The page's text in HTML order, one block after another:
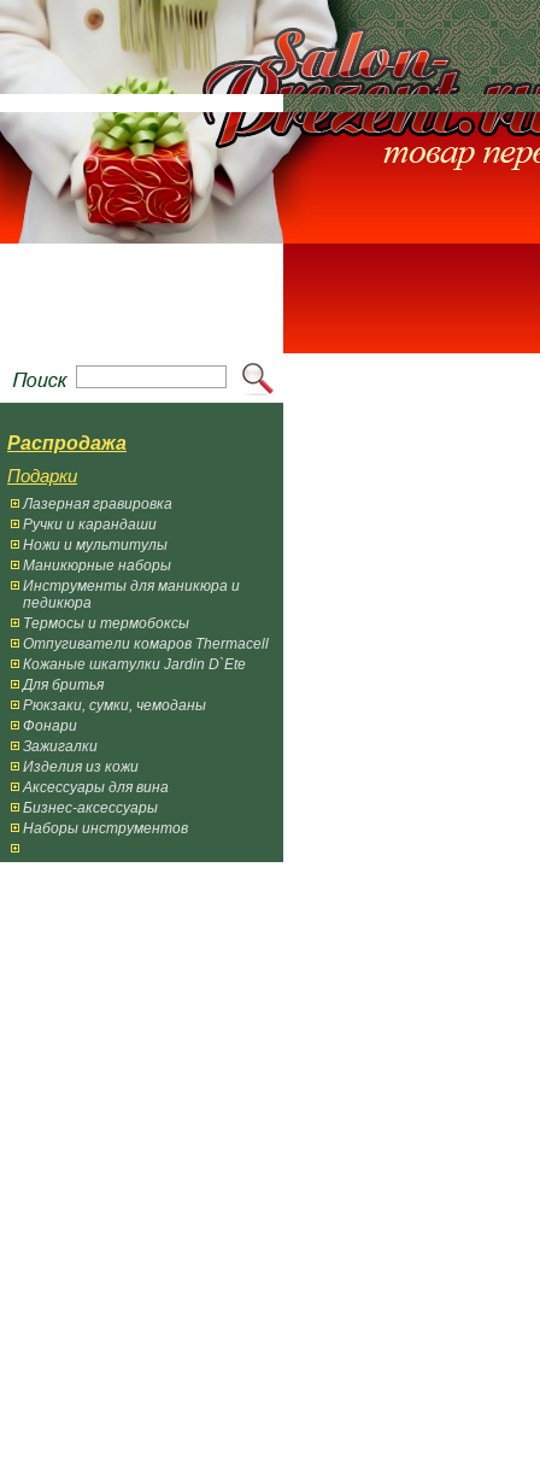
Распродажа
Подарки
Лазерная гравировка
Ручки и карандаши
Ножи и мультитулы
Маникюрные наборы
Инструменты для маникюра и
педикюра
Термосы и термобоксы
Отпугиватели комаров Thermacell
Кожаные шкатулки Jardin D`Ete
Для бритья
Рюкзаки, сумки, чемоданы
Фонари
Зажигалки
Изделия из кожи
Аксессуары для вина
Бизнес-аксессуары
Наборы инструментов